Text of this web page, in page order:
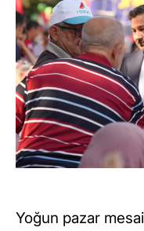
Yoğun pazar